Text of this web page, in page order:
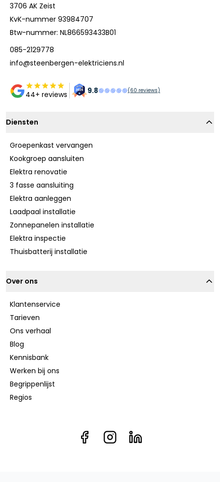
3706 AK Zeist
KvK-nummer 93984707
Btw-nummer: NL866593433B01
085-2129778
info@steenbergen-elektriciens.nl
44+ reviews 9.8 (60 reviews)
Diensten
Groepenkast vervangen
Kookgroep aansluiten
Elektra renovatie
3 fasse aansluiting
Elektra aanleggen
Laadpaal installatie
Zonnepanelen installatie
Elektra inspectie
Thuisbatterij installatie
Over ons
Klantenservice
Tarieven
Ons verhaal
Blog
Kennisbank
Werken bij ons
Begrippenlijst
Regios